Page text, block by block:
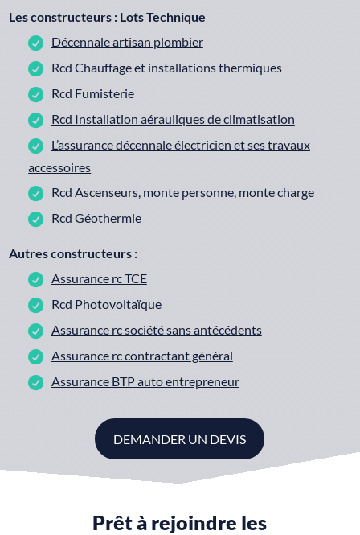
Les constructeurs : Lots Technique
Décennale artisan plombier
Rcd Chauffage et installations thermiques
Rcd Fumisterie
Rcd Installation aérauliques de climatisation
L’assurance décennale électricien et ses travaux
accessoires
Rcd Ascenseurs, monte personne, monte charge
Rcd Géothermie
Autres constructeurs :
Assurance rc TCE
Rcd Photovoltaïque
Assurance rc société sans antécédents
Assurance rc contractant général
Assurance BTP auto entrepreneur
DEMANDER UN DEVIS
Prêt à rejoindre les